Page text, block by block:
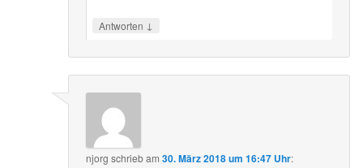
Antworten ↓
njorg schriebam30. März 2018 um 16:47 Uhr: